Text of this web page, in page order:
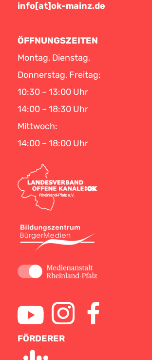
info[at]ok-mainz.de
ÖFFNUNGSZEITEN
Montag, Dienstag,
Donnerstag, Freitag:
10:30 – 13:00 Uhr
14:00 – 18:30 Uhr
Mittwoch:
14:00 – 18:00 Uhr
FÖRDERER